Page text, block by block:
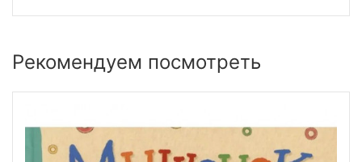
Рекомендуем посмотреть